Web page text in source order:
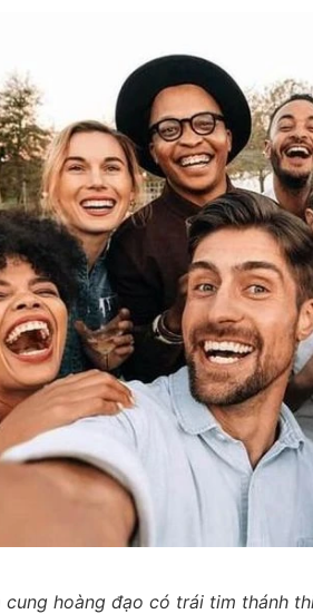
cung hoàng đạo có trái tim thánh